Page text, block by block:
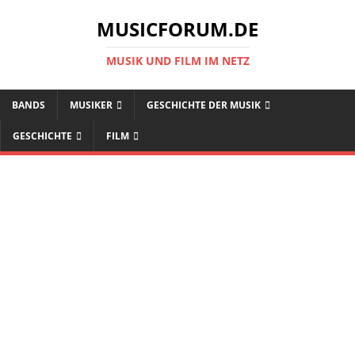
MUSICFORUM.DE
MUSIK UND FILM IM NETZ
BANDS MUSIKER GESCHICHTE DER MUSIK
GESCHICHTE FILM